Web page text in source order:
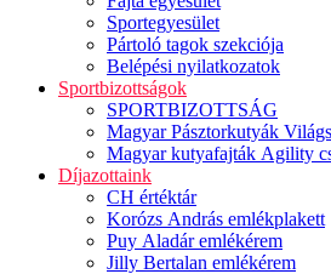
Sportegyesület
Pártoló tagok szekciója
Belépési nyilatkozatok
Sportbizottságok
SPORTBIZOTTSÁG
Magyar Pásztorkutyák
Magyar kutyafajták Agility
Díjazottaink
CH értéktár
Korózs András emlékplakett
Puy Aladár emlékérem
Jilly Bertalan emlékérem